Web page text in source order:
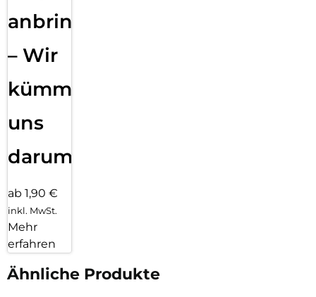
anbringen
– Wir
kümmern
uns
darum!
ab 1,90 €
inkl. MwSt.
Mehr
erfahren
Ähnliche Produkte